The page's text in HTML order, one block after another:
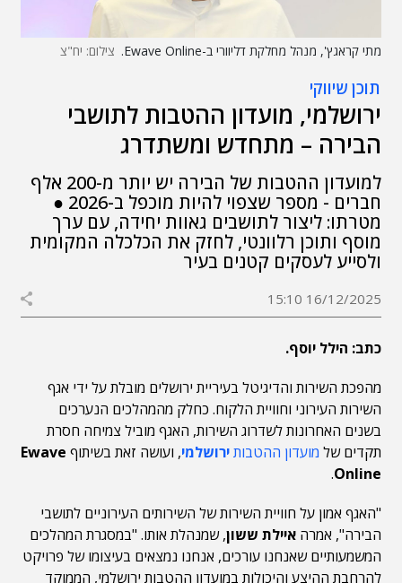
מתי קראגץ', מנהל מחלקת דליוורי ב-Ewave Online. צילום: יח"צ
תוכן שיווקי
ירושלמי, מועדון ההטבות לתושבי
הבירה – מתחדש ומשתדרג
למועדון ההטבות של הבירה יש יותר מ-200 אלף
חברים - מספר שצפוי להיות מוכפל ב-2026 ●
מטרתו: ליצור לתושבים גאוות יחידה, עם ערך
מוסף ותוכן רלוונטי, לחזק את הכלכלה המקומית
ולסייע לעסקים קטנים בעיר
16/12/2025 15:10
כתב: הילל יוסף.
מהפכת השירות והדיגיטל בעיריית ירושלים מובלת על ידי אגף
השירות העירוני וחוויית הלקוח. כחלק מהמהלכים הנערכים
בשנים האחרונות לשדרוג השירות, האגף מוביל צמיחה חסרת
תקדים של מועדון ההטבותירושלמי, ועושה זאת בשיתוף Ewave
Online
.
"האגף אמון על חוויית השירות של השירותים העירוניים לתושבי
הבירה", אמרה איילת ששון, שמנהלת אותו. "במסגרת המהלכים
המשמעותיים שאנחנו עורכים, אנחנו נמצאים בעיצומו של פרויקט
להרחבת ההיצע והיכולות במועדון ההטבות ירושלמי, הממוקד